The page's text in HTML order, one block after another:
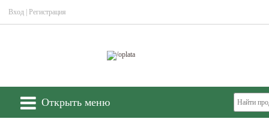
Вход Регистрация
Открыть меню